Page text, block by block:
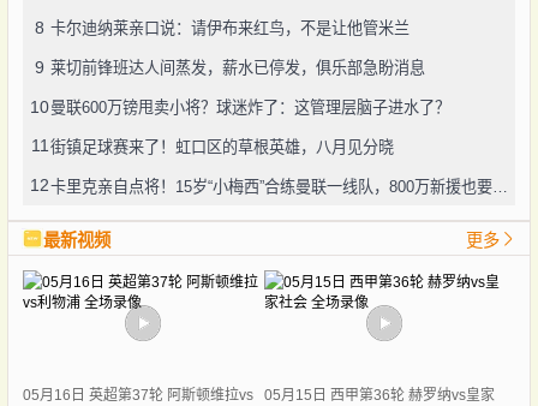
8 卡尔迪纳莱亲口说：请伊布来红鸟，不是让他管米兰
9 莱切前锋班达人间蒸发，薪水已停发，俱乐部急盼消息
10曼联600万镑甩卖小将？球迷炸了：这管理层脑子进水了？
11街镇足球赛来了！虹口区的草根英雄，八月见分晓
12 卡里克亲自点将！15岁“小梅西”合练曼联一线队，800万新援也要露脸
最新视频 更多
05月16日 英超第37轮 阿斯顿维拉vs
05月15日 西甲第36轮 赫罗纳vs皇家